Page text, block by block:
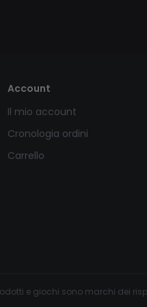
Account
Il mio account
Cronologia ordini
Carrello
e giochi sono marchi dei